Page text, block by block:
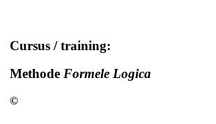
Cursus / training:
Methode Formele Logica
©